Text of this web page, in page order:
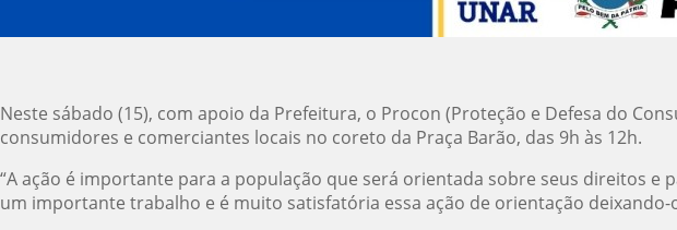
Neste sábado (15), com apoio da Prefeitura, o Procon (Proteção e Defesa do
consumidores e comerciantes locais no coreto da Praça Barão, das 9h às 12h.
“A ação é importante para a população que será orientada sobre seus direitos
um importante trabalho e é muito satisfatória essa ação de orientação